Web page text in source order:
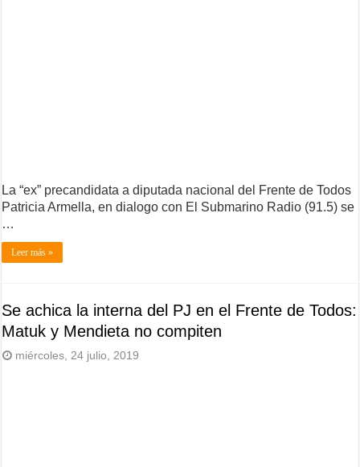
La “ex” precandidata a diputada nacional del Frente de Todos
Patricia Armella, en dialogo con El Submarino Radio (91.5) se
…
Leer más »
Se achica la interna del PJ en el Frente de Todos:
Matuk y Mendieta no compiten
miércoles, 24 julio, 2019